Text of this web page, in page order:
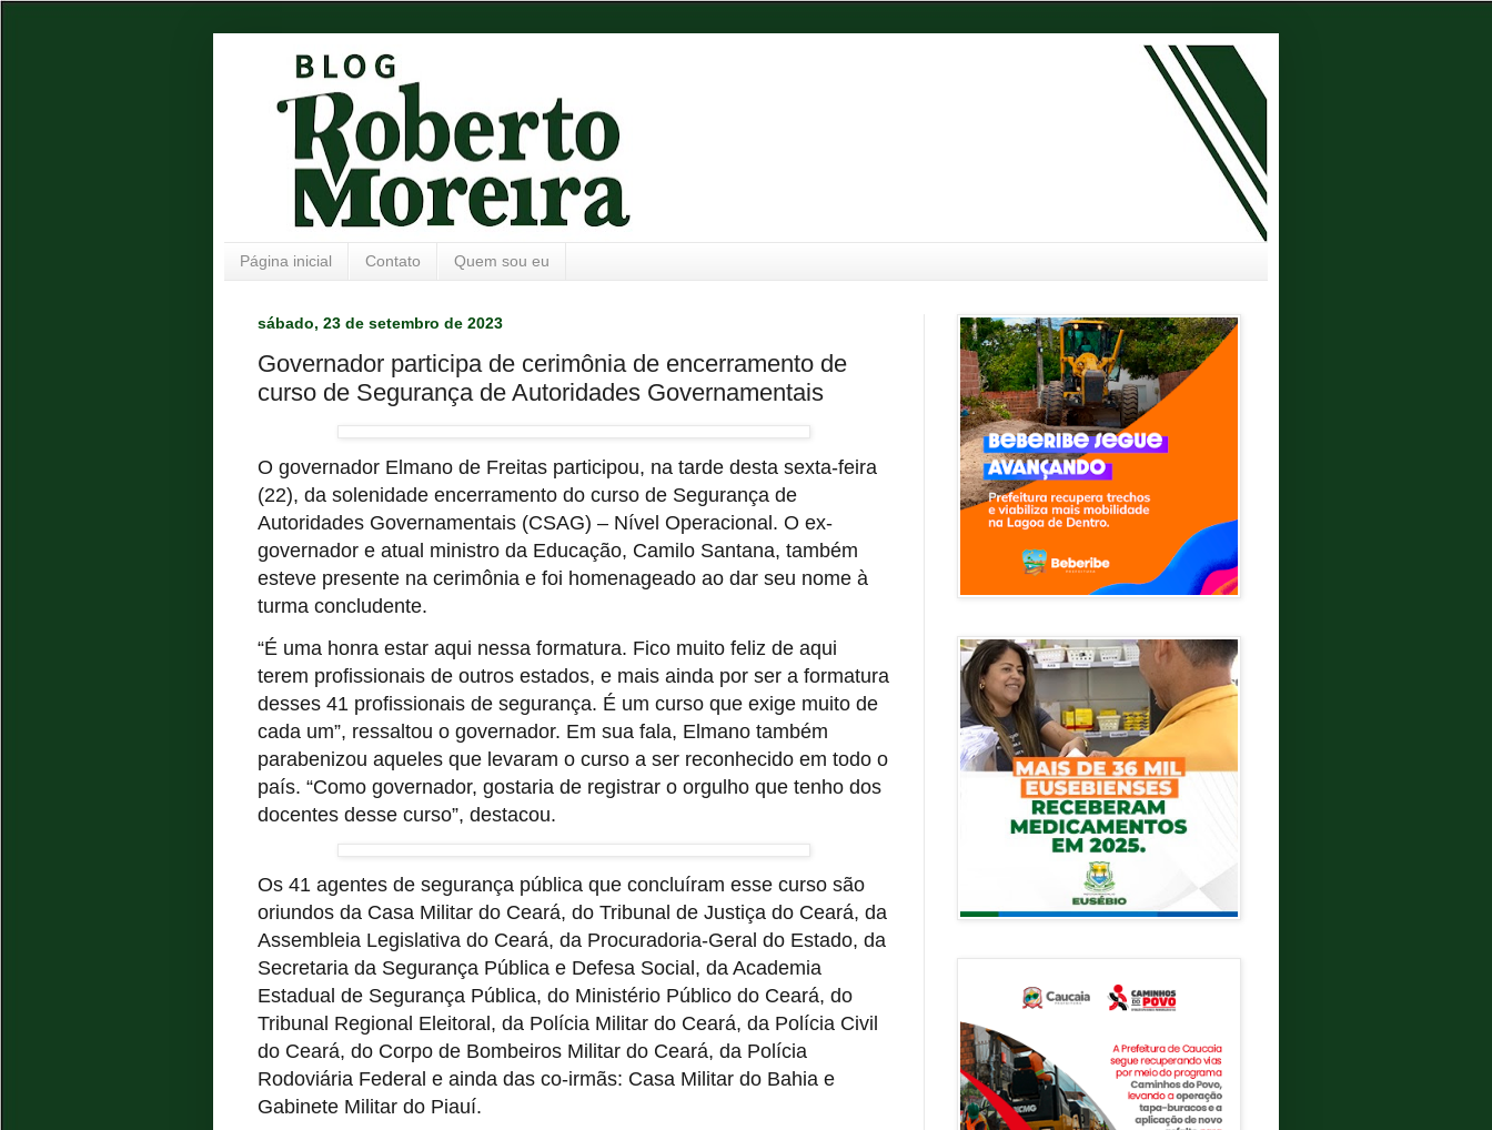
Página inicial Contato Quem sou eu
sábado, 23 de setembro de 2023
Governador participa de cerimônia de encerramento de
curso de Segurança de Autoridades Governamentais
O governador Elmano de Freitas participou, na tarde desta sexta-feira
(22), da solenidade encerramento do curso de Segurança de
Autoridades Governamentais (CSAG) – Nível Operacional. O ex-
governador e atual ministro da Educação, Camilo Santana, também
esteve presente na cerimônia e foi homenageado ao dar seu nome à
turma concludente.
“É uma honra estar aqui nessa formatura. Fico muito feliz de aqui
terem profissionais de outros estados, e mais ainda por ser a formatura
desses 41 profissionais de segurança. É um curso que exige muito de
cada um”, ressaltou o governador. Em sua fala, Elmano também
parabenizou aqueles que levaram o curso a ser reconhecido em todo o
país. “Como governador, gostaria de registrar o orgulho que tenho dos
docentes desse curso”, destacou.
Os 41 agentes de segurança pública que concluíram esse curso são
oriundos da Casa Militar do Ceará, do Tribunal de Justiça do Ceará, da
Assembleia Legislativa do Ceará, da Procuradoria-Geral do Estado, da
Secretaria da Segurança Pública e Defesa Social, da Academia
Estadual de Segurança Pública, do Ministério Público do Ceará, do
Tribunal Regional Eleitoral, da Polícia Militar do Ceará, da Polícia Civil
do Ceará, do Corpo de Bombeiros Militar do Ceará, da Polícia
Rodoviária Federal e ainda das co-irmãs: Casa Militar do Bahia e
Gabinete Militar do Piauí.